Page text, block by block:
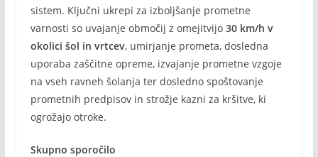
sistem. Ključni ukrepi za izboljšanje prometne
varnosti so uvajanje območij z omejitvijo 30 km/h v
okolici šol in vrtcev, umirjanje prometa, dosledna
uporaba zaščitne opreme, izvajanje prometne vzgoje
na vseh ravneh šolanja ter dosledno spoštovanje
prometnih predpisov in strožje kazni za kršitve, ki
ogrožajo otroke.
Skupno sporočilo